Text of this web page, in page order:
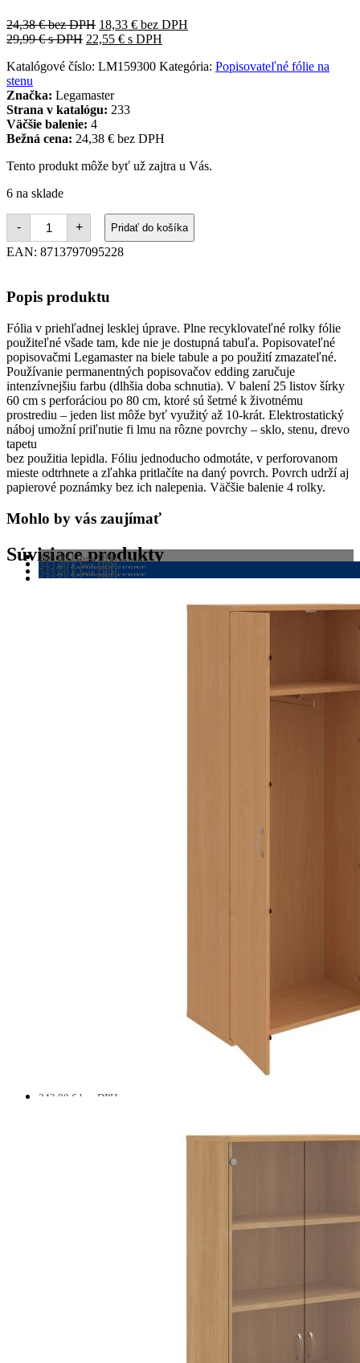
24,38€bez DPH 18,33 € bez DPH
29,99€s DPH 22,55 € s DPH
Katalógové číslo: LM159300 Kategória: Popisovateľné fólie na
stenu
Značka: Legamaster
Strana v katalógu: 233
Väčšie balenie: 4
Bežná cena: 24,38 € bez DPH
Tento produkt môže byť už zajtra u Vás.
6 na sklade
-
množstvo
Rolka
fólie
Clearboard
60x80
+ Pridať do košíka
EAN: 8713797095228
Popis produktu
Fólia v priehľadnej lesklej úprave. Plne recyklovateľné rolky fólie
použiteľné všade tam, kde nie je dostupná tabuľa. Popisovateľné
popisovačmi Legamaster na biele tabule a po použití zmazateľné.
Používanie permanentných popisovačov edding zaručuje
intenzívnejšiu farbu (dlhšia doba schnutia). V balení 25 listov šírky
60 cm s perforáciou po 80 cm, ktoré sú šetrné k životnému
prostrediu – jeden list môže byť využitý až 10-krát. Elektrostatický
náboj umožní priľnutie fi lmu na rôzne povrchy – sklo, stenu, drevo
tapetu
bez použitia lepidla. Fóliu jednoducho odmotáte, v perforovanom
mieste odtrhnete a zľahka pritlačíte na daný povrch. Povrch udrží aj
papierové poznámky bez ich nalepenia. Väčšie balenie 4 rolky.
Mohlo by vás zaujímať
Súvisiace produkty
PRACOVNÉ STOLY
286,90€bez DPH
352,89€s DPH
ŠATNÍKOVÉ SKRINE
343,00€bez DPH
421,89€s DPH
ŠATNÍKOVÉ SKRINE
343,00€bez DPH
343,00€bez DPH
343,00 € bez DPH